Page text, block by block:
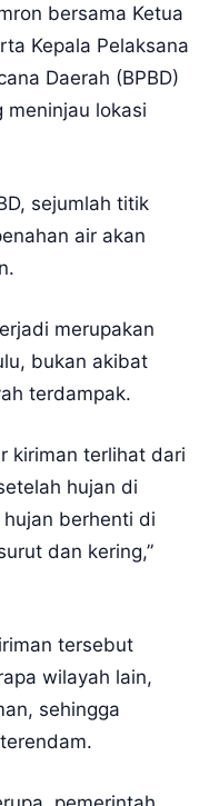
bersama Ketua
Kepala Pelaksana
Daerah (BPBD)
meninjau lokasi
sejumlah titik
air akan
merupakan
bukan akibat
terdampak.
kiriman terlihat dari
hujan di
berhenti di
dan kering,”
tersebut
wilayah lain,
sehingga